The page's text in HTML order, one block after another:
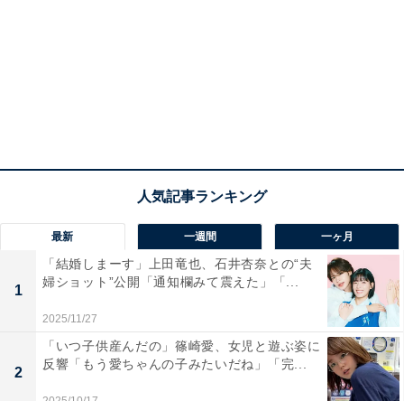
最新 一週間 一ヶ月
1
「結婚しまーす」上田竜也、石井杏奈との“夫
婦ショット”公開「通知欄みて震えた」「...
2025/11/27
2
「いつ子供産んだの」篠崎愛、女児と遊ぶ姿に
反響「もう愛ちゃんの子みたいだね」「完...